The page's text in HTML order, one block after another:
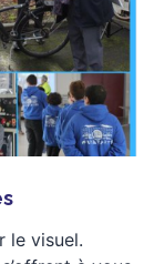
le visuel.